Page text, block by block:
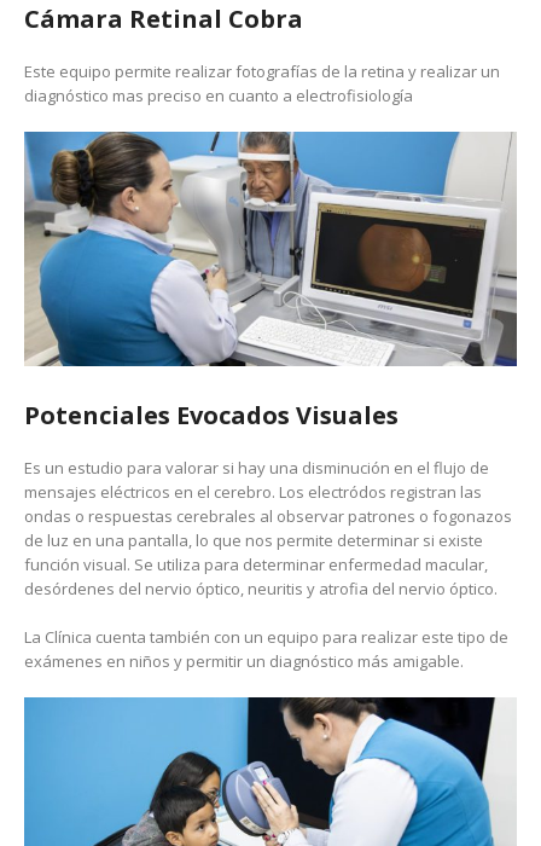
Cámara Retinal Cobra
Este equipo permite realizar fotografías de la retina y realizar un
diagnóstico mas preciso en cuanto a electrofisiología
Potenciales Evocados Visuales
Es un estudio para valorar si hay una disminución en el flujo de
mensajes eléctricos en el cerebro. Los electródos registran las
ondas o respuestas cerebrales al observar patrones o fogonazos
de luz en una pantalla, lo que nos permite determinar si existe
función visual. Se utiliza para determinar enfermedad macular,
desórdenes del nervio óptico, neuritis y atrofia del nervio óptico.
La Clínica cuenta también con un equipo para realizar este tipo de
exámenes en niños y permitir un diagnóstico más amigable.